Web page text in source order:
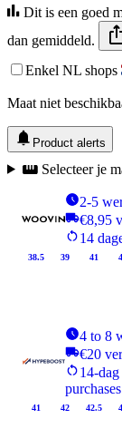
Dit is een goed
dan gemiddeld.
Enkel NL shops
Maat niet
Product alerts
Selecteer je
2-5
€8,95
14
38.5 39 41
4 to 8
€20
14-
purchases
41 42 42.5